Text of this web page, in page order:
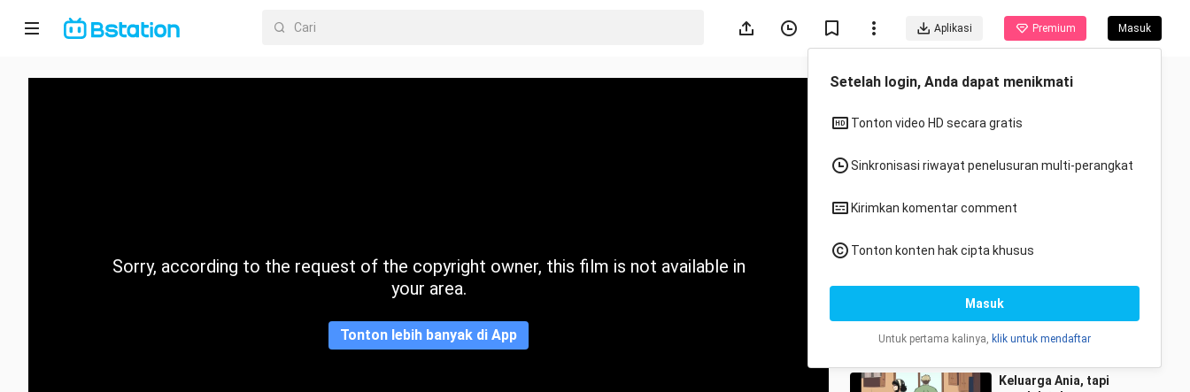
Aplikasi Premium Masuk
Setelah login, Anda dapat menikmati
Tonton video HD secara gratis
Sinkronisasi riwayat penelusuran multi-perangkat
Kirimkan komentar comment
Tonton konten hak cipta khusus
Masuk
Untuk pertama kalinya, klik untuk mendaftar
Halaman
KategoriSorry, according to the request of the copyright owner, this film is not available in
your area.
Tonton lebih banyak di App
Semua Anime
1:22
"Kamu tidak menyadari
betapa tampannya dirimu
sampai berat badanmu
turun"
Huimiludezhumilu
83.2K Ditonton
Keluarga Ania, tapi